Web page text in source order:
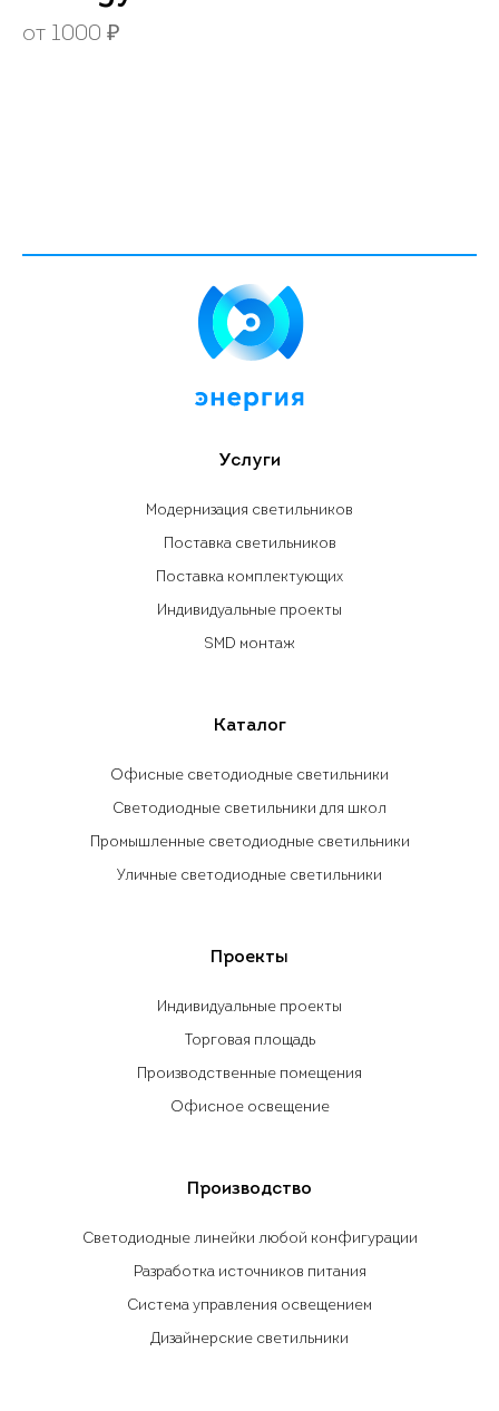
от 1000 ₽
Услуги
Модернизация светильников
Поставка светильников
Поставка комплектующих
Индивидуальные проекты
SMD монтаж
Каталог
Офисные светодиодные светильники
Светодиодные светильники для школ
Промышленные светодиодные светильники
Уличные светодиодные светильники
Проекты
Индивидуальные проекты
Торговая площадь
Производственные помещения
Офисное освещение
Производство
Светодиодные линейки любой конфигурации
Разработка источников питания
Система управления освещением
Дизайнерские светильники